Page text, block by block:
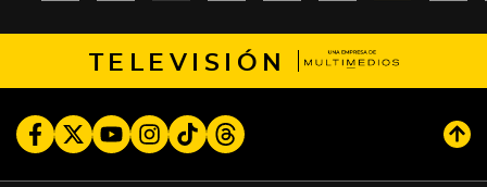
TELEVISIÓN
FacebookTwitterYoutubeInstagram
TikTokThreads